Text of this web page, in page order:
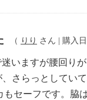
（ りり さん | 購入
いますが腰回り
さらっとしてい
セーフです。脇